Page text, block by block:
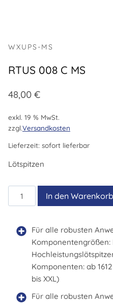
WXUPS-MS
RTUS 008 C MS
48,00 €
exkl. 19 % MwSt.
zzgl.Versandkosten
Lieferzeit: sofort lieferbar
Lötspitzen
RTUS
008
MS
In den Warenkorb
Für alle robusten
Komponenten: ab
bis XXL)
Für alle robusten